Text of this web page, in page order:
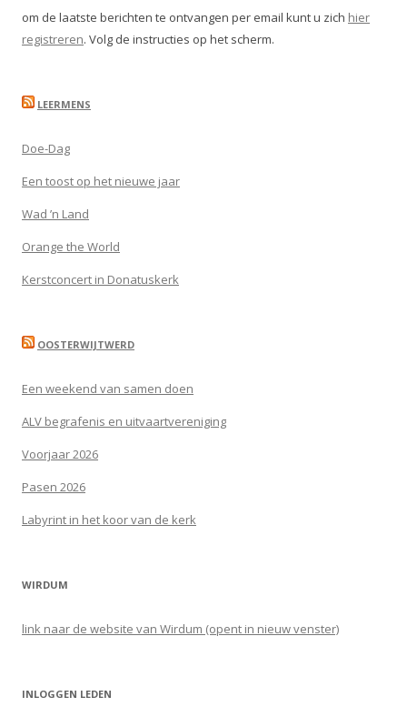
om de laatste berichten te ontvangen per email kunt u zich hier
registreren. Volg de instructies op het scherm.
LEERMENS
Doe-Dag
Een toost op het nieuwe jaar
Wad ’n Land
Orange the World
Kerstconcert in Donatuskerk
OOSTERWIJTWERD
Een weekend van samen doen
ALV begrafenis en uitvaartvereniging
Voorjaar 2026
Pasen 2026
Labyrint in het koor van de kerk
WIRDUM
link naar de website van Wirdum (opent in nieuw venster)
INLOGGEN LEDEN